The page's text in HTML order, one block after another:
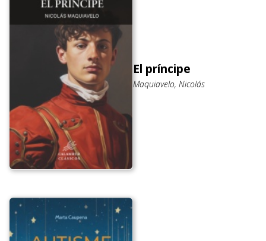
El príncipe
Maquiavelo, Nicolás